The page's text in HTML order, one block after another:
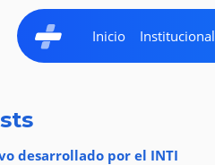
Inicio Institucional
desarrollado por el INTI